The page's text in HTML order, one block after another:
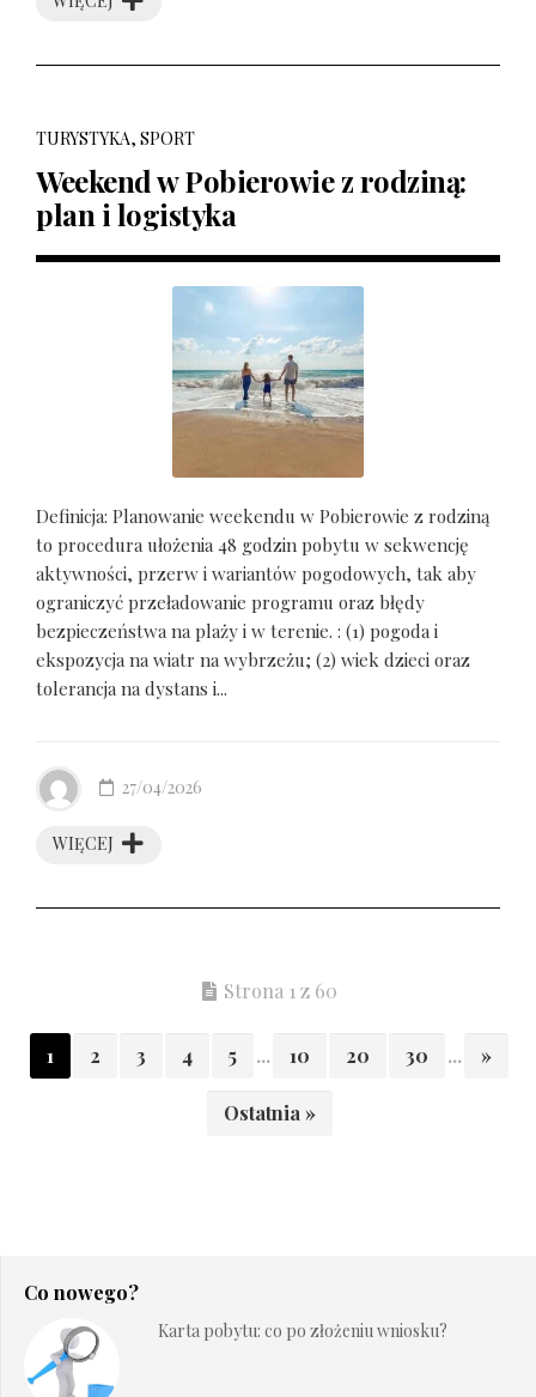
TURYSTYKA, SPORT
Weekend w Pobierowie z rodziną:
plan i logistyka
Definicja: Planowanie weekendu w Pobierowie z rodziną
to procedura ułożenia 48 godzin pobytu w sekwencję
aktywności, przerw i wariantów pogodowych, tak aby
ograniczyć przeładowanie programu oraz błędy
bezpieczeństwa na plaży i w terenie. : (1) pogoda i
ekspozycja na wiatr na wybrzeżu; (2) wiek dzieci oraz
tolerancja na dystans i...
WIĘCEJ
27/04/2026
Strona 1 z 60
1 2 3 4 5 ... 10 20 30 ... »
Ostatnia »
Co nowego?
Karta pobytu: co po złożeniu wniosku?